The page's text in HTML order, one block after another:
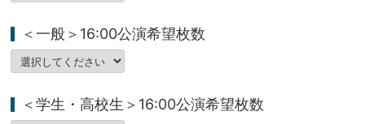
＜一般＞16:00公演希望枚数
＜学生・高校生＞16:00公演希望枚数